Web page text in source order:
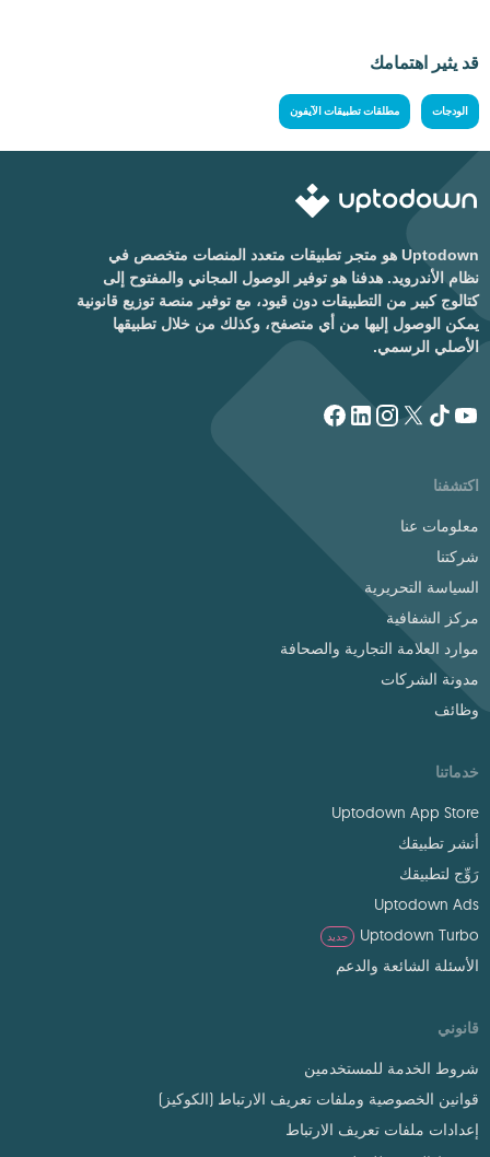
قد يثير اهتمامك
الودجات مطلقات تطبيقات الآيفون
Uptodown هو متجر تطبيقات متعدد المنصات متخصص في
نظام الأندرويد. هدفنا هو توفير الوصول المجاني والمفتوح إلى
كتالوج كبير من التطبيقات دون قيود، مع توفير منصة توزيع قانونية
يمكن الوصول إليها من أي متصفح، وكذلك من خلال تطبيقها
الأصلي الرسمي.
اكتشفنا
معلومات عنا
شركتنا
السياسة التحريرية
مركز الشفافية
موارد العلامة التجارية والصحافة
مدونة الشركات
وظائف
خدماتنا
Uptodown App Store
أنشر تطبيقك
رَوِّج لتطبيقك
Uptodown Ads
Uptodown Turbo
جديد
الأسئلة الشائعة والدعم
قانوني
شروط الخدمة للمستخدمين
قوانين الخصوصية وملفات تعريف الارتباط (الكوكيز)
إعدادات ملفات تعريف الارتباط